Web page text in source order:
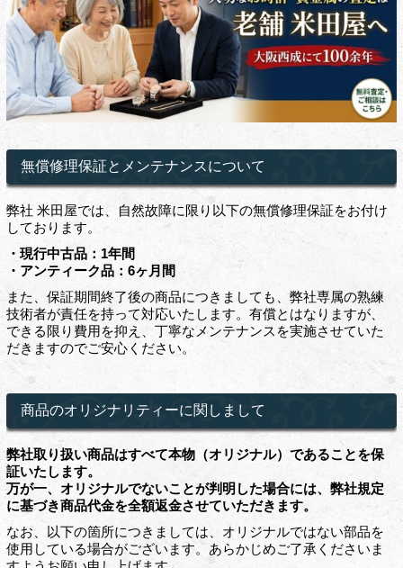
無償修理保証とメンテナンスについて
弊社 米田屋では、自然故障に限り以下の無償修理保証をお付け
しております。
・現行中古品：1年間
・アンティーク品：6ヶ月間
また、保証期間終了後の商品につきましても、弊社専属の熟練
技術者が責任を持って対応いたします。有償とはなりますが、
できる限り費用を抑え、丁寧なメンテナンスを実施させていた
だきますのでご安心ください。
商品のオリジナリティーに関しまして
弊社取り扱い商品はすべて本物（オリジナル）であることを保
証いたします。
万が一、オリジナルでないことが判明した場合には、弊社規定
に基づき商品代金を全額返金させていただきます。
なお、以下の箇所につきましては、オリジナルではない部品を
使用している場合がございます。あらかじめご了承くださいま